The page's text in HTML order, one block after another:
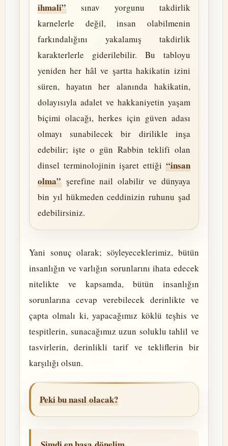
ihmali”sınav yorgunu takdirlik
karnelerle değil, insan olabilmenin
farkındalığını yakalamış takdirlik
karakterlerle giderilebilir. Bu tabloyu
yeniden her hâl ve şartta hakikatin izini
süren, hayatın her alanında hakikatin,
dolayısıyla adalet ve hakkaniyetin yaşam
biçimi olacağı, herkes için güven adası
olmayı sunabilecek bir dirilikle inşa
edebilir; işte o gün Rabbin teklifi olan
dinsel terminolojinin işaret ettiği“insan
olma”şerefine nail olabilir ve dünyaya
bin yıl hükmeden ceddinizin ruhunu şad
edebilirsiniz.
Yani sonuç olarak; söyleyeceklerimiz, bütün
insanlığın ve varlığın sorunlarını ihata edecek
nitelikte ve kapsamda, bütün insanlığın
sorunlarına cevap verebilecek derinlikte ve
çapta olmalı ki, yapacağımız köklü teşhis ve
tespitlerin, sunacağımız uzun soluklu tahlil ve
tasvirlerin, derinlikli tarif ve tekliflerin bir
karşılığı olsun.
Peki bu nasıl olacak?